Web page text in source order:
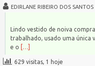
EDIRLANE RIBEIRO DOS SANTOS
Lindo vestido de noiva
trabalhado, usado uma única
e o
[…]
629 visitas, 1 hoje